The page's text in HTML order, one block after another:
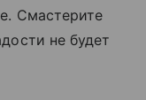
Смастерите
не будет